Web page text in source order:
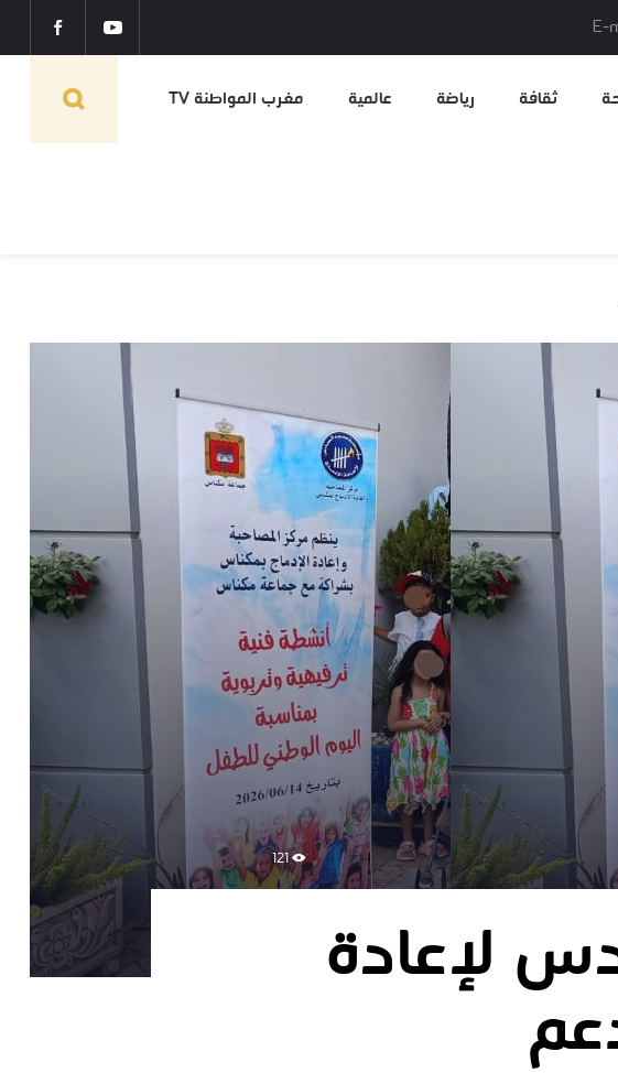
ثقافة رياضة عالمية مغرب المواطنة TV
121
لإعادة